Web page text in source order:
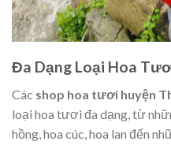
Đa Dạng Loại Hoa
Các shop hoa tươi huyện
loại hoa tươi đa dạng, từ
hồng, hoa cúc, hoa lan đến